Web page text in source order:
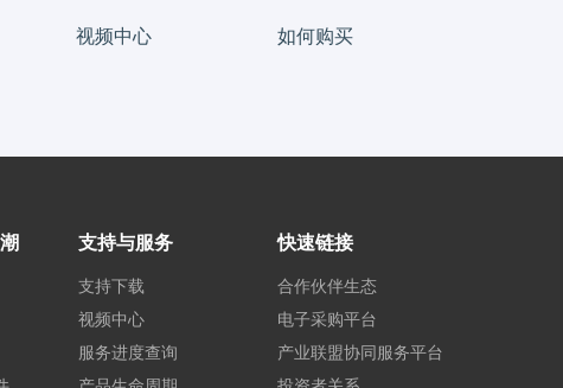
视频中心 如何购买
支持与服务
支持下载
视频中心
服务进度查询
快速链接
合作伙伴生态
电子采购平台
产业联盟协同服务平台